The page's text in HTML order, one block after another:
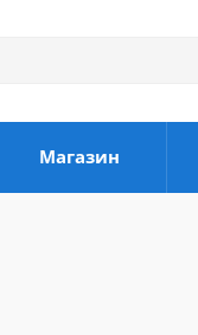
Магазин